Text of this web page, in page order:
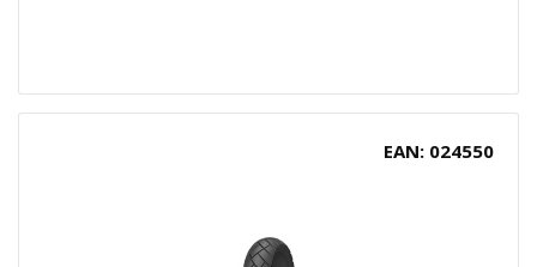
EAN: 024550